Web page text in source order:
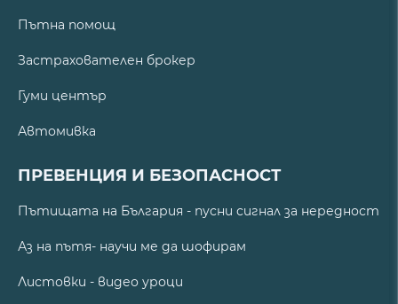
Пътна помощ
Застрахователен брокер
Гуми център
Автомивка
ПРЕВЕНЦИЯ И БЕЗОПАСНОСТ
Пътищата на България - пусни сигнал за нередност
Аз на пътя- научи ме да шофирам
Листовки - видео уроци